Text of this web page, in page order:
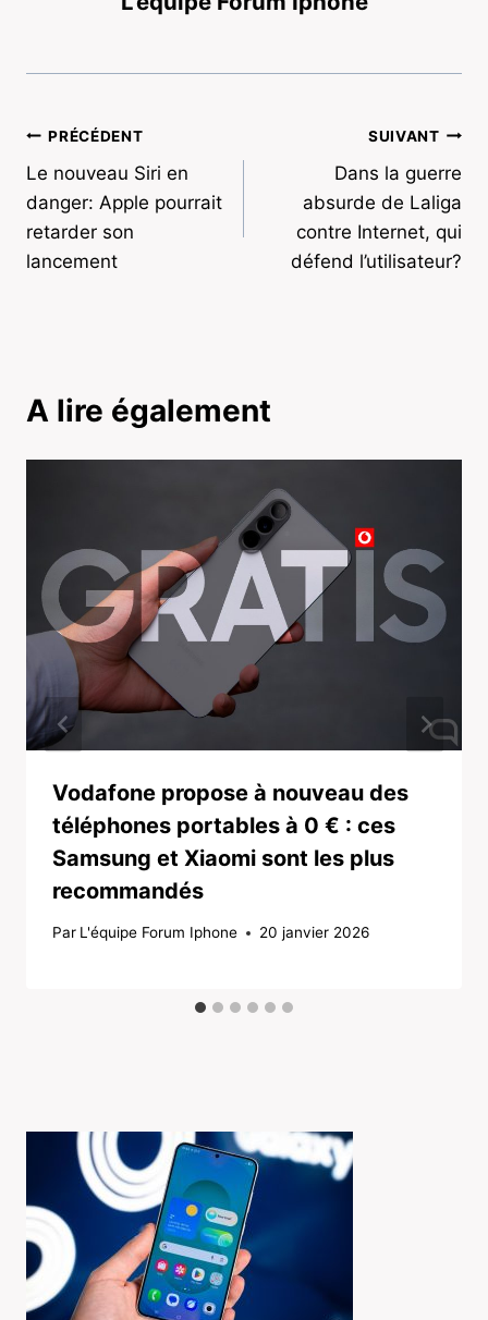
Navigation
de
l’article
PRÉCÉDENT
Le nouveau Siri en
danger: Apple pourrait
retarder son
lancement
SUIVANT
Dans la guerre
absurde de Laliga
contre Internet, qui
défend l’utilisateur?
A lire également
Vodafone propose à nouveau des
téléphones portables à 0 € : ces
Samsung et Xiaomi sont les plus
recommandés
Par L'équipe Forum Iphone 20 janvier 2026